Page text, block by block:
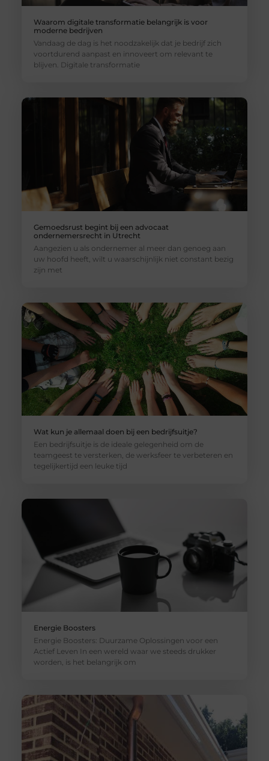
Waarom digitale transformatie belangrijk is voor
moderne bedrijven
Vandaag de dag is het noodzakelijk dat je bedrijf zich
voortdurend aanpast en innoveert om relevant te
blijven. Digitale transformatie
Gemoedsrust begint bij een advocaat
ondernemersrecht in Utrecht
Aangezien u als ondernemer al meer dan genoeg aan
uw hoofd heeft, wilt u waarschijnlijk niet constant bezig
zijn met
Wat kun je allemaal doen bij een bedrijfsuitje?
Een bedrijfsuitje is de ideale gelegenheid om de
teamgeest te versterken, de werksfeer te verbeteren en
tegelijkertijd een leuke tijd
Energie Boosters
Energie Boosters: Duurzame Oplossingen voor een
Actief Leven In een wereld waar we steeds drukker
worden, is het belangrijk om